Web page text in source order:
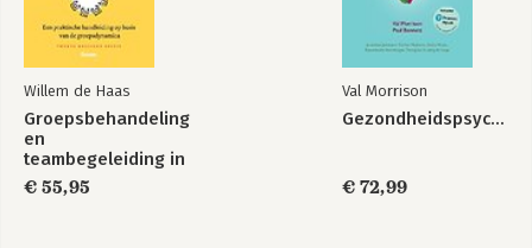
Willem de Haas
Groepsbehandeling
en
teambegeleiding in
de zorg
€ 55,95
Val Morrison
Gezondheidspsychologie
€ 72,99